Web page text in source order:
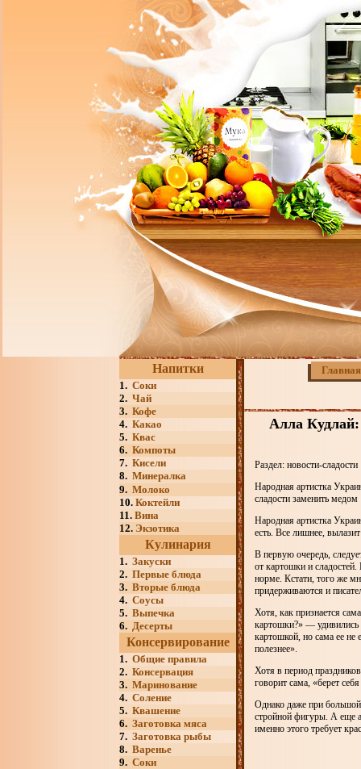
Напитки
1. Соки
2. Чай
3. Кофе
4. Какао
5. Квас
6. Компоты
7. Кисели
8. Минералка
9. Молоко
10. Коктейли
11. Вина
12. Экзотика
Кулинария
1. Закуски
2. Первые блюда
3. Вторые блюда
4. Соусы
5. Выпечка
6. Десерты
Консервирование
1. Общие правила
2. Консервация
3. Маринование
4. Соление
5. Квашение
6. Заготовка мяса
7. Заготовка рыбы
8. Варенье
9. Соки
Главная
Алла Кудлай:
Раздел: новости-сладости
Народная артистка
сладости заменить медом
Народная артистка
есть. Все лишнее,
В первую очередь,
от картошки и сладостей.
норме. Кстати, того же
придерживаются и
Хотя, как признается
картошки?» —
картошкой, но сама ее
полезнее».
Хотя в период
говорит сама, «берет
Однако даже при большой
стройной фигуры. А еще
именно этого требует